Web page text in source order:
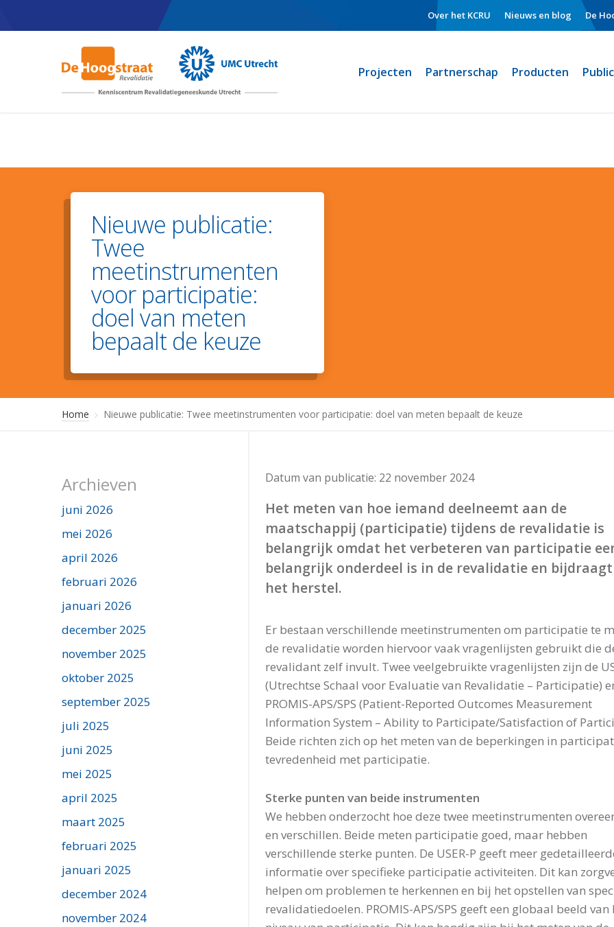
to
Over het KCRU Nieuws en blog De
Projecten Partnerschap Producten
Nieuwe publicatie:
Twee
meetinstrumenten
voor participatie:
doel van meten
bepaalt de keuze
Home Nieuwe publicatie: Twee meetinstrumenten voor participatie: doel van meten bepaalt de keuze
Archieven
juni 2026
mei 2026
april 2026
februari 2026
januari 2026
december 2025
november 2025
oktober 2025
september 2025
juli 2025
juni 2025
mei 2025
april 2025
maart 2025
februari 2025
januari 2025
december 2024
november 2024
Datum van publicatie: 22 november 2024
Het meten van hoe iemand deelneemt aan de
maatschappij (participatie) tijdens de revalidatie is
belangrijk omdat het verbeteren van participatie
belangrijk onderdeel is in de revalidatie en
het herstel.
Er bestaan verschillende meetinstrumenten om participatie te
de revalidatie worden hiervoor vaak vragenlijsten gebruikt die
revalidant zelf invult. Twee veelgebruikte vragenlijsten zijn de
(Utrechtse Schaal voor Evaluatie van Revalidatie – Participatie)
PROMIS-APS/SPS (Patient-Reported Outcomes Measurement
Information System – Ability to Participate/Satisfaction of
Beide richten zich op het meten van de beperkingen in
tevredenheid met participatie.
Sterke punten van beide instrumenten
We hebben onderzocht hoe deze twee meetinstrumenten
en verschillen. Beide meten participatie goed, maar hebben
verschillende sterke punten. De USER-P geeft meer
informatie over specifieke participatie activiteiten. Dit kan
helpen om problemen te herkennen en bij het opstellen van
revalidatiedoelen. PROMIS-APS/SPS geeft een globaal beeld van